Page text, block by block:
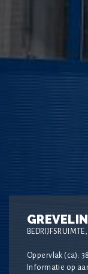
Oppervlak (ca):
Informatie op